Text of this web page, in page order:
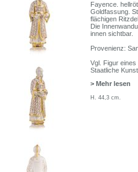
Fayence.
Goldfassung.
flächigen
Die
innen sichtbar.
Provenienz:
Vgl. Figur
Staatliche
> Mehr lesen
H. 44,3 cm.